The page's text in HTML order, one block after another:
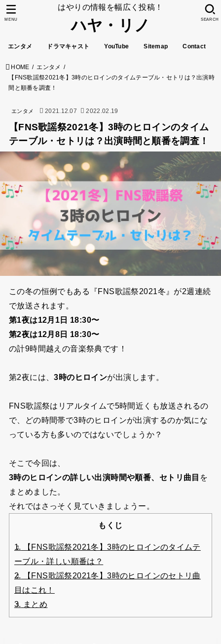
はやりの情報を幅広く投稿！
ハヤ・リノ
エンタメ ドラマキャスト YouTube Sitemap Contact
SEARCH
MENU
HOME
エンタメ
【FNS歌謡祭2021冬】3時のヒロインのタイムテーブル・セトリは？出演時
間と順番を調査！
エンタメ 2021.12.07 2022.02.19
【FNS歌謡祭2021冬】3時のヒロインのタイム
テーブル・セトリは？出演時間と順番を調査！
この冬の恒例でもある『FNS歌謡祭2021冬』が2週連続
で放送されます。
第1夜は12月1日 18:30〜
第2夜は12月8日 18:30〜
の計9時間越えの音楽祭典です！
第2夜には 、3時のヒロインが出演します。
FNS歌謡祭はリアルタイムで5時間近くも放送されるの
で、どの時間帯で3時のヒロインが出演するのか気にな
っている方も多いのではないでしょうか？
そこで今回は、
3時のヒロインの詳しい出演時間や順番、セトリ曲目 を
まとめました。
それではさっそく見ていきましょうー。
もくじ
1.
【FNS歌謡祭2021冬】3時のヒロインのタイムテ
ーブル・詳しい順番は？
2.
【FNS歌謡祭2021冬】3時のヒロインのセトリ曲
目はこれ！
3. まとめ